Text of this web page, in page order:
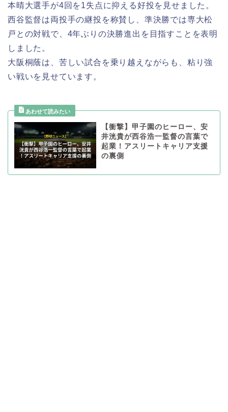
本晴大選手が4回を1失点に抑える好投を見せました。
西谷監督は両投手の継投を称賛し、準決勝では専大松
戸との対戦で、4年ぶりの決勝進出を目指すことを表明
しました。
大阪桐蔭は、苦しい試合を乗り越えながらも、粘り強
い戦いを見せています。
【衝撃】甲子園のヒーロー、安
井洸貴が西谷浩一監督の言葉で
起業！アスリートキャリア支援
の裏側